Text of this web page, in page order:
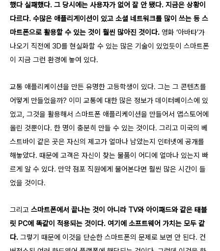
했다 실패했다. 그 당시에는 사용자가 없어 잘 안 됐다. 지금은 상황이
다르다. 수많은 애플리게이션이 있고 소셜 네트워크를 많이 쓰는 등 스
마트폰으로 활용할 수 있는 것이 훨씬 많아진 것이다. 영화 ‘아바타’가
나오기 직전에 3D를 현실화할 수 있는 많은 기술이 있었듯이 스마트폰
이 지금 그런 환경에 놓여 있다.
교통 애플리케이션을 만든 유명한 고등학생이 있다. 그는 그 콘텐츠를
어떻게 만들었을까? 이미 교통에 대한 많은 정보가 데이터베이스에 있
었고, 그것을 활용해서 스마트폰 애플리케이션을 만들어서 앱스토어에
올린 것뿐이다. 한 명이 충분히 만들 수 있는 것이다. 그리고 미국의 베
스트바이 같은 곳은 자신의 제고가 얼마나 남았는지 인터넷에 공개를
해놓았다. 때문에 고객은 자신이 찾는 물품이 어디에 얼마나 있는지 빠
르게 알 수 있다. 만약 점포 직원에게 물어본다면 훨씬 많은 시간이 들
었을 것이다.
그리고 스마트폰에서 끝나는 것이 아니라 TV와 아이패드와 같은 태블
릿 PC에 똑같이 적용되는 것이다. 여기에 소프트웨어 가치는 모두 같
다. 그렇기 때문에 이것을 단순한 스마트폰의 문제로 보면 안 된다. 컨